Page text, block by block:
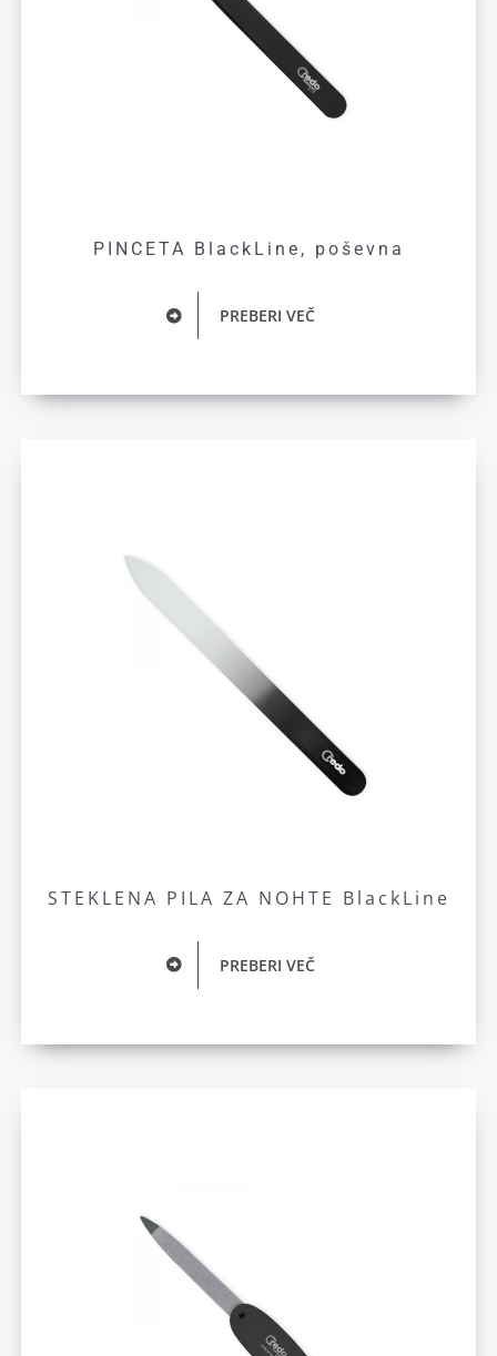
PINCETA BlackLine, poševna
PREBERI VEČ
STEKLENA PILA ZA NOHTE BlackLine
PREBERI VEČ